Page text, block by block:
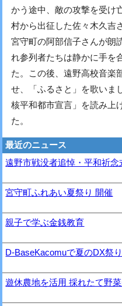
かう途中、敵の攻撃を受け
村から出征した佐々木久吉
宮守町の阿部信子さんが朗
れ参列者たちは静かに手を
た。この後、遠野高校音楽
せ、「ふるさと」を歌いま
核平和都市宣言」を読み上
た。
最近のニュース
遠野市戦没者追悼・平和祈念
宮守町ふれあい夏祭り 開催
親子で学ぶ金銭教育
D-BaseKacomuで夏のDX祭り
遊休農地を活用 採れたて野